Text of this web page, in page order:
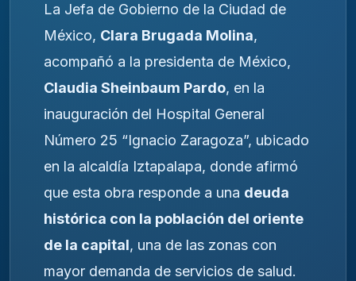
La Jefa de Gobierno de la Ciudad de
México, Clara Brugada Molina,
acompañó a la presidenta de México,
Claudia Sheinbaum Pardo, en la
inauguración del Hospital General
Número 25 “Ignacio Zaragoza”, ubicado
en la alcaldía Iztapalapa, donde afirmó
que esta obra responde a una deuda
histórica con la población del oriente
de la capital, una de las zonas con
mayor demanda de servicios de salud.